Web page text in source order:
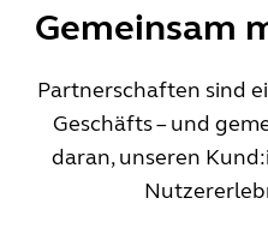
Gemeinsam
Partnerschaften sind
Geschäfts – und
daran, unseren